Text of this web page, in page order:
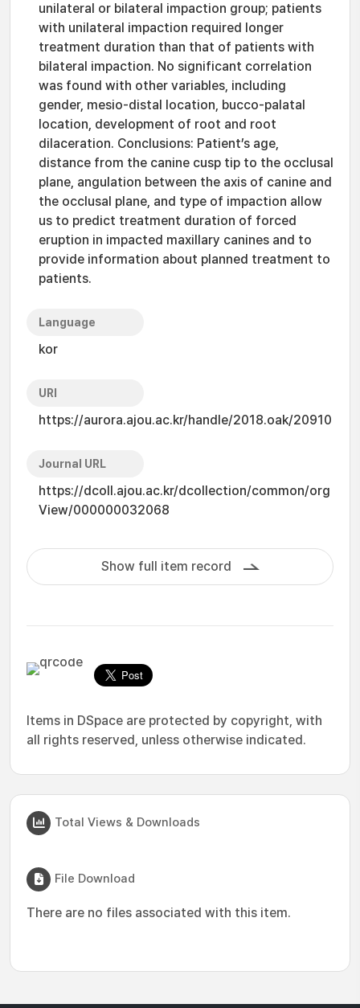
unilateral or bilateral impaction group; patients
with unilateral impaction required longer
treatment duration than that of patients with
bilateral impaction. No significant correlation
was found with other variables, including
gender, mesio-distal location, bucco-palatal
location, development of root and root
dilaceration. Conclusions: Patient’s age,
distance from the canine cusp tip to the occlusal
plane, angulation between the axis of canine and
the occlusal plane, and type of impaction allow
us to predict treatment duration of forced
eruption in impacted maxillary canines and to
provide information about planned treatment to
patients.
Language
kor
URI
https://aurora.ajou.ac.kr/handle/2018.oak/20910
Journal URL
https://dcoll.ajou.ac.kr/dcollection/common/org
View/000000032068
Show full item record
Items in DSpace are protected by copyright, with
all rights reserved, unless otherwise indicated.
Total Views & Downloads
File Download
There are no files associated with this item.